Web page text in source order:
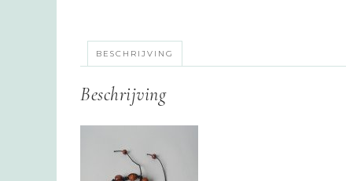
BESCHRIJVING
Beschrijving